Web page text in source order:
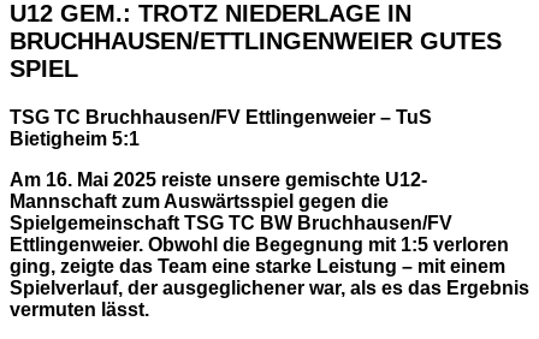
U12 GEM.: TROTZ NIEDERLAGE IN
BRUCHHAUSEN/ETTLINGENWEIER GUTES
SPIEL
TSG TC Bruchhausen/FV Ettlingenweier – TuS
Bietigheim 5:1
Am 16. Mai 2025 reiste unsere gemischte U12-
Mannschaft zum Auswärtsspiel gegen die
Spielgemeinschaft TSG TC BW Bruchhausen/FV
Ettlingenweier. Obwohl die Begegnung mit 1:5 verloren
ging, zeigte das Team eine starke Leistung – mit einem
Spielverlauf, der ausgeglichener war, als es das Ergebnis
vermuten lässt.